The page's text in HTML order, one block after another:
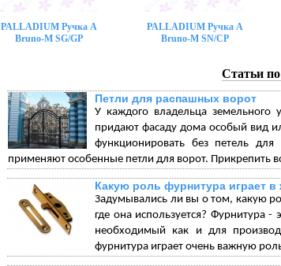
PALLADIUM Ручка A
Bruno-M SG/GP
PALLADIUM Ручка A
Bruno-M SN/CP
Статьи
Петли для распашных ворот
У каждого владельца земельного
придают фасаду дома особый вид
функционировать без петель
применяют особенные петли для ворот. Прикрепить
Какую роль фурнитура играет в
Задумывались ли вы о том, какую
где она используется? Фурнитура
необходимый как и для
фурнитура играет очень важную